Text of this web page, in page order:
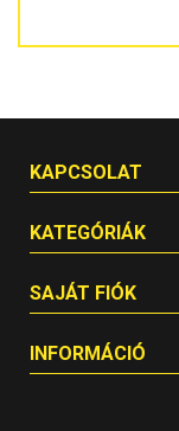
KAPCSOLAT
KATEGÓRIÁK
SAJÁT FIÓK
INFORMÁCIÓ